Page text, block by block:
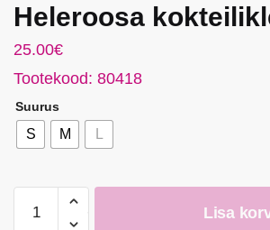
Heleroosa
25.00€
Tootekood: 80418
Suurus
S M
tüllist
Lisa